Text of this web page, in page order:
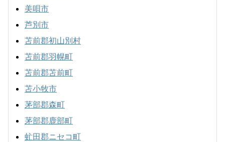
美唄市
芦別市
苫前郡初山別村
苫前郡羽幌町
苫前郡苫前町
苫小牧市
茅部郡森町
茅部郡鹿部町
虻田郡ニセコ町